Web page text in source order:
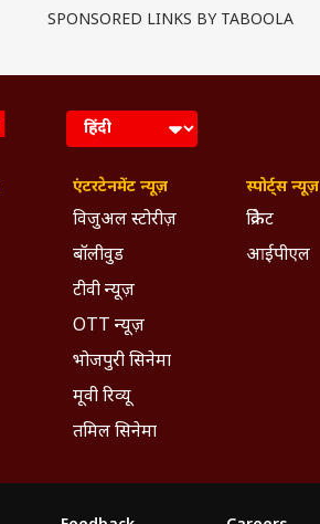
SPONSORED LINKS BY TABOOLA
एंटरटेनमेंट न्यूज़
विजुअल स्टोरीज़
बॉलीवुड
टीवी न्यूज़
OTT न्यूज़
भोजपुरी सिनेमा
मूवी रिव्यू
तमिल सिनेमा
स्पोर्ट्स न्यूज़
क्रिकेट
आईपीएल